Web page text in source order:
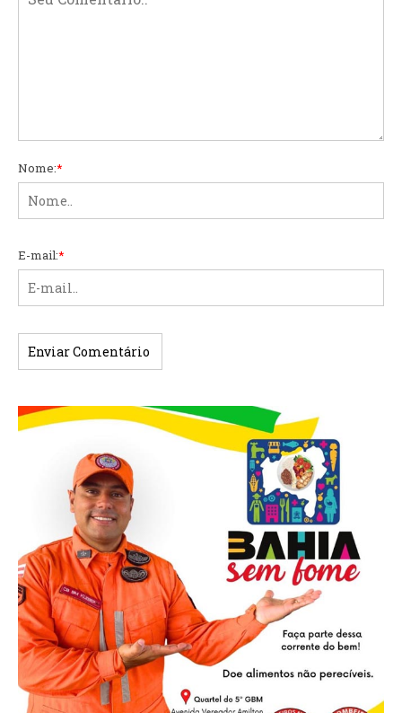
Nome:*
E-mail:*